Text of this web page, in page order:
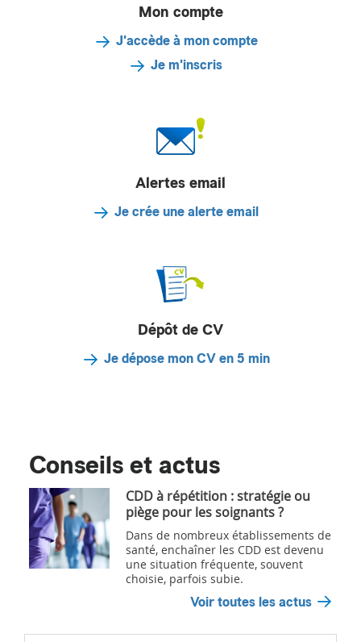
Mon compte
J'accède à mon compte
Je m'inscris
Alertes email
Je crée une alerte email
Dépôt de CV
Je dépose mon CV en 5 min
Conseils et actus
CDD à répétition : stratégie ou
piège pour les soignants ?
Dans de nombreux établissements de
santé, enchaîner les CDD est devenu
une situation fréquente, souvent
choisie, parfois subie.
Voir toutes les actus